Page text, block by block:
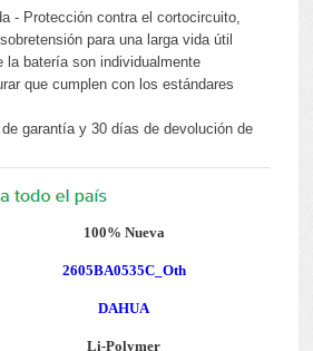
- Protección contra el cortocircuito,
para una larga vida útil
batería son individualmente
que cumplen con los estándares
garantía y 30 días de devolución de
100% Nueva
2605BA0535C_Oth
DAHUA
Li-Polymer